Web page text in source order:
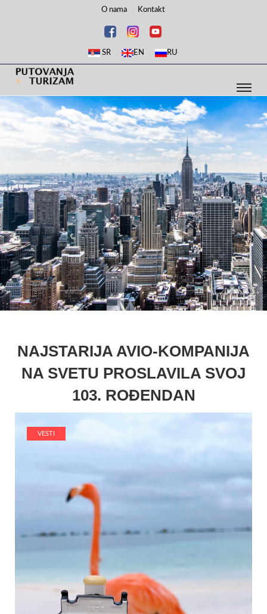
O nama Kontakt
SR EN RU
NAJSTARIJA AVIO-KOMPANIJA
NA SVETU PROSLAVILA SVOJ
103. ROĐENDAN
VESTI